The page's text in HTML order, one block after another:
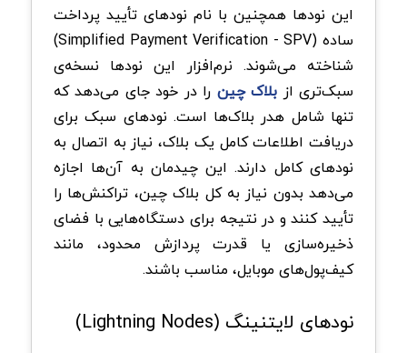
این نود‌ها همچنین با نام نود‌های تأیید پرداخت
ساده (Simplified Payment Verification - SPV)
شناخته می‌شوند. نرم‌افزار این نود‌ها نسخه‌ی
سبک‌تری از بلاک‌ چین را در خود جای می‌دهد که
تنها شامل هدر بلاک‌ها است. نود‌های سبک برای
دریافت اطلاعات کامل یک بلاک، نیاز به اتصال به
نود‌های کامل دارند. این چیدمان به آن‌ها اجازه
می‌دهد بدون نیاز به کل بلاک‌ چین، تراکنش‌ها را
تأیید کنند و در نتیجه برای دستگاه‌هایی با فضای
ذخیره‌سازی یا قدرت پردازش محدود، مانند
کیف‌پول‌های موبایل، مناسب باشند.
نود‌های لایتنینگ (Lightning Nodes)